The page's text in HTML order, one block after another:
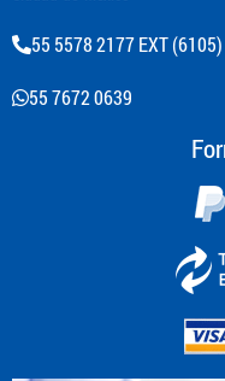
55 5578 2177 EXT (6105)
55 7672 0639